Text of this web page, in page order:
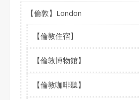
【倫敦】London
【倫敦住宿】
【倫敦博物館】
【倫敦咖啡聽】